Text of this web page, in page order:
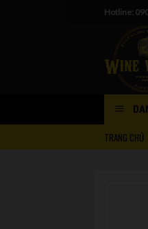
Hotline:
TRANG CHỦ